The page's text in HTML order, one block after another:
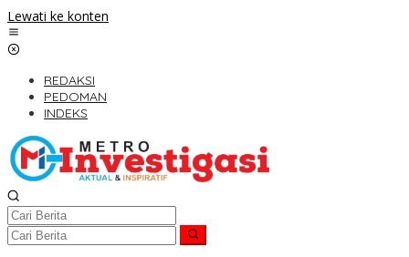
Lewati ke konten
REDAKSI
PEDOMAN
INDEKS